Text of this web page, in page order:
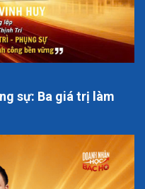
sự: Ba giá trị làm